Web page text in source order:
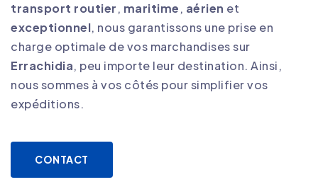
transport routier, maritime, aérien et
exceptionnel, nous garantissons une prise en
charge optimale de vos marchandises sur
Errachidia, peu importe leur destination. Ainsi,
nous sommes à vos côtés pour simplifier vos
expéditions.
CONTACT